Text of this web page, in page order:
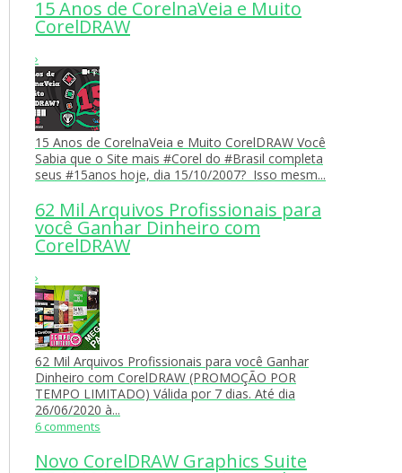
15 Anos de CorelnaVeia e Muito
CorelDRAW
›
15 Anos de CorelnaVeia e Muito CorelDRAW Você
Sabia que o Site mais #Corel do #Brasil completa
seus #15anos hoje, dia 15/10/2007? Isso mesm...
62 Mil Arquivos Profissionais para
você Ganhar Dinheiro com
CorelDRAW
›
62 Mil Arquivos Profissionais para você Ganhar
Dinheiro com CorelDRAW (PROMOÇÃO POR
TEMPO LIMITADO) Válida por 7 dias. Até dia
26/06/2020 à...
6 comments
Novo CorelDRAW Graphics Suite